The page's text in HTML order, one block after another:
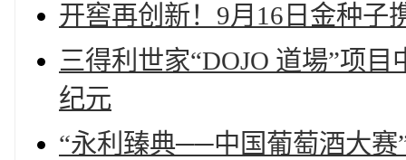
开窖再创新！9月16日金种子
三得利世家“DOJO 道場”项
纪元
“永利臻典──中国葡萄酒大赛